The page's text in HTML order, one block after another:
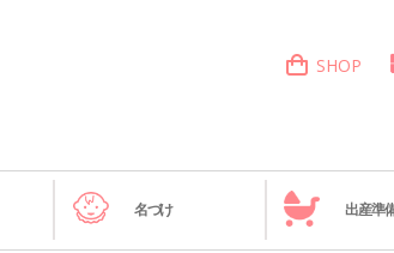
SHOP
名づけ 出産準